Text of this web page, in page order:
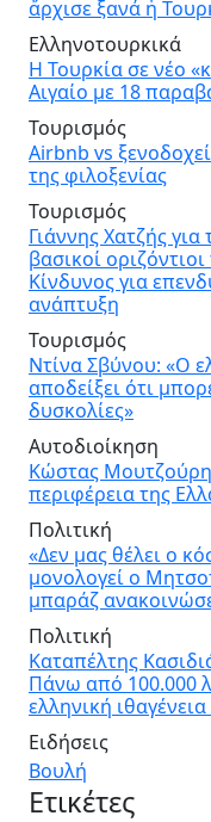
ἄρχισε ξανά ἡ
Ελληνοτουρκικά
Η Τουρκία σε νέο
Αιγαίο με 18
Τουρισμός
Airbnb vs
της φιλοξενίας
Τουρισμός
Γιάννης Χατζής
βασικοί
Κίνδυνος για
ανάπτυξη
Τουρισμός
Ντίνα Σβύνου: «Ο
αποδείξει ότι
δυσκολίες»
Αυτοδιοίκηση
Κώστας
περιφέρεια της
Πολιτική
«Δεν μας θέλει ο
μονολογεί ο
μπαράζ
Πολιτική
Καταπέλτης
Πάνω από 100.000
ελληνική
Ειδήσεις
Βουλή
Ετικέτες